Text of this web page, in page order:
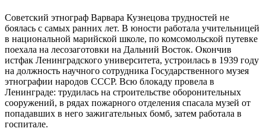
Советский этнограф Варвара Кузнецова трудностей не
боялась с самых ранних лет. В юности работала учительницей
в национальной марийской школе, по комсомольской путевке
поехала на лесозаготовки на Дальний Восток. Окончив
истфак Ленинградского университета, устроилась в 1939 году
на должность научного сотрудника Государственного музея
этнографии народов СССР. Всю блокаду провела в
Ленинграде: трудилась на строительстве оборонительных
сооружений, в рядах пожарного отделения спасала музей от
попадавших в него зажигательных бомб, затем работала в
госпитале.